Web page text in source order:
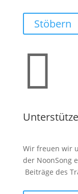
Stöbern

Wir freuen wir
der NoonSong
Beiträge des